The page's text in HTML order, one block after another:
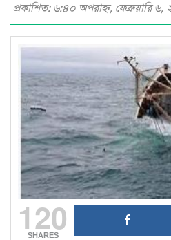
প্রকাশিত: ৬:৪০ অপরাহ্ণ, ফেব্রুয়ারি ৬,
120
SHARES